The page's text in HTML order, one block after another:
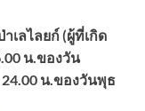
เลไลยก์ (ผู้ที่เกิด
น.ของวัน
น.ของวันพุธ